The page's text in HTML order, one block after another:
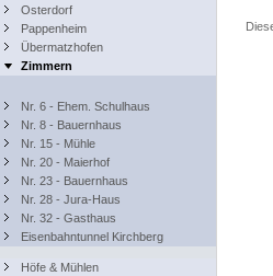
Osterdorf
Pappenheim
Übermatzhofen
Zimmern
Nr. 6 - Ehem. Schulhaus
Nr. 8 - Bauernhaus
Nr. 15 - Mühle
Nr. 20 - Maierhof
Nr. 23 - Bauernhaus
Nr. 28 - Jura-Haus
Nr. 32 - Gasthaus
Eisenbahntunnel Kirchberg
Höfe & Mühlen